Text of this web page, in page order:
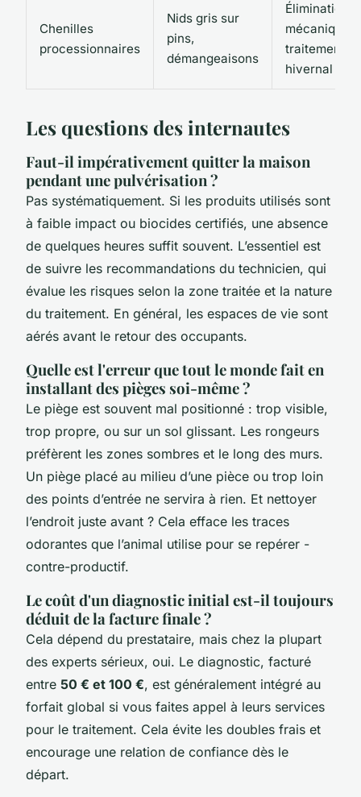
Chenilles
processionnaires
Nids gris sur
pins,
démangeaisons
Élimination
mécanique +
traitement
hivernal
Les questions des internautes
Faut-il impérativement quitter la maison
pendant une pulvérisation ?
Pas systématiquement. Si les produits utilisés sont
à faible impact ou biocides certifiés, une absence
de quelques heures suffit souvent. L’essentiel est
de suivre les recommandations du technicien, qui
évalue les risques selon la zone traitée et la nature
du traitement. En général, les espaces de vie sont
aérés avant le retour des occupants.
Quelle est l'erreur que tout le monde fait en
installant des pièges soi-même ?
Le piège est souvent mal positionné : trop visible,
trop propre, ou sur un sol glissant. Les rongeurs
préfèrent les zones sombres et le long des murs.
Un piège placé au milieu d’une pièce ou trop loin
des points d’entrée ne servira à rien. Et nettoyer
l’endroit juste avant ? Cela efface les traces
odorantes que l’animal utilise pour se repérer -
contre-productif.
Le coût d'un diagnostic initial est-il toujours
déduit de la facture finale ?
Cela dépend du prestataire, mais chez la plupart
des experts sérieux, oui. Le diagnostic, facturé
entre 50 € et 100 €, est généralement intégré au
forfait global si vous faites appel à leurs services
pour le traitement. Cela évite les doubles frais et
encourage une relation de confiance dès le
départ.